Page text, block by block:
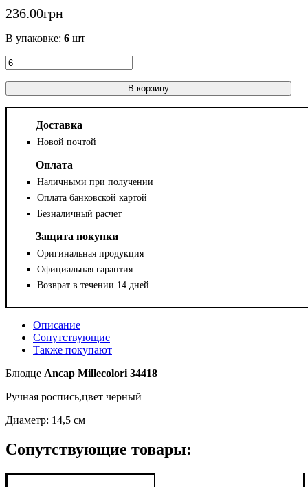
236.00грн
В упаковке: 6 шт
В корзину
Доставка
Новой почтой
Оплата
Наличными при получении
Оплата банковской картой
Безналичный расчет
Защита покупки
Оригинальная продукция
Официальная гарантия
Возврат в течении 14 дней
Описание
Сопутствующие
Также покупают
Блюдце Ancap Millecolori 34418
Ручная роспись,цвет черный
Диаметр: 14,5 см
Сопутствующие товары: